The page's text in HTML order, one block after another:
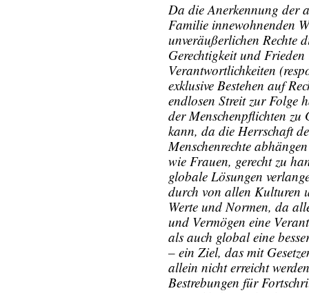
Da die Anerkennung der
Familie innewohnenden
unveräußerlichen Rechte
Gerechtigkeit und
Verantwortlichkeiten
exklusive Bestehen auf
endlosen Streit zur Folge
der Menschenpflichten zu
kann, da die Herrschaft
Menschenrechte
wie Frauen, gerecht zu
globale Lösungen
durch von allen Kulturen
Werte und Normen, da
und Vermögen eine
als auch global eine
– ein Ziel, das mit
allein nicht erreicht
Bestrebungen für